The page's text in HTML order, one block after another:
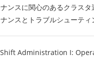
ンスに関心のあるクラスタ
ンスとトラブルシューテ
Administration I: